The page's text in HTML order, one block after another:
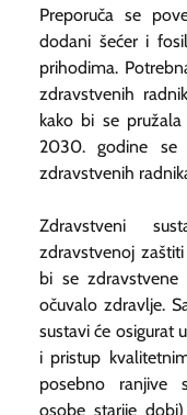
Preporuča se
dodani šećer i
prihodima.
zdravstvenih
kako bi se
2030. godine se
zdravstvenih
Zdravstveni
zdravstvenoj
bi se
očuvalo zdravlje.
sustavi će osigurat
i pristup
posebno ranjive
osobe starije